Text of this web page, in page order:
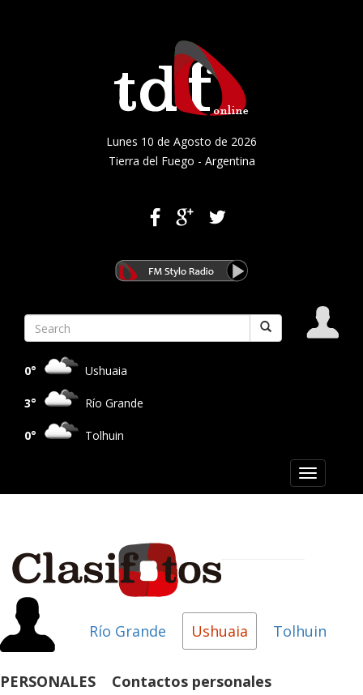
Lunes 10 de Agosto de 2026
Tierra del Fuego - Argentina
0° Ushuaia
3° Río Grande
0° Tolhuin
Toggle
navigation
Río Grande Ushuaia Tolhuin
PERSONALES Contactos personales